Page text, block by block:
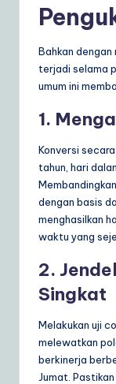
Bahkan
terjadi selama
umum ini
1.
Konversi
tahun, hari
dengan basis
menghasilkan
waktu yang
2.
Singkat
Melakukan uji
melewatkan
berkinerja
Jumat.